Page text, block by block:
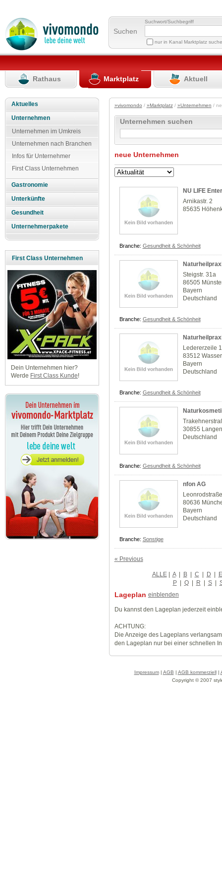
Suchen
Suchwort/Suchbegriff
nur in Kanal Marktplatz
Rathaus Marktplatz Aktuell
Aktuelles
Unternehmen
Unternehmen im Umkreis
Unternehmen nach Branchen
Infos für Unternehmer
First Class Unternehmen
Gastronomie
Unterkünfte
Gesundheit
Unternehmerpakete
First Class Unternehmen
Dein Unternehmen hier?
Werde First Class Kunde!
»vivomondo / »Marktplatz/ »Unternehmen /
Unternehmen suchen
neue Unternehmen
NU LIFE
Arnikastr. 2
85635
Branche: Gesundheit & Schönheit
Steigstr. 31a
86505
Bayern
Deutschland
Branche: Gesundheit & Schönheit
Ledererzeile
83512
Bayern
Deutschland
Branche: Gesundheit & Schönheit
30855
Deutschland
Branche: Gesundheit & Schönheit
nfon AG
80636
Bayern
Deutschland
Branche: Sonstige
« Previous
ALLE| A | B | C | D | E
P | Q | R | S |
Lageplan einblenden
Du kannst den Lageplan jederzeit
ACHTUNG:
Die Anzeige des Lageplans
den Lageplan nur bei einer schnellen
Impressum| AGB | AGB kommerziell|
Copyright © 2007